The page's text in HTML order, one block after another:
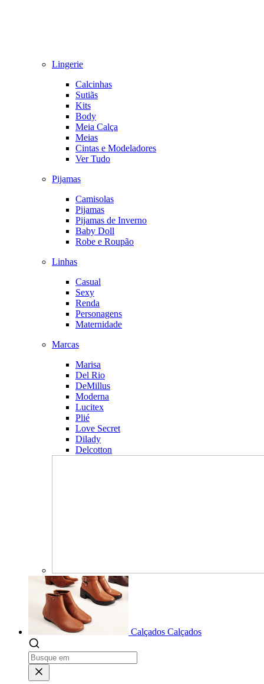
Lingerie
Calcinhas
Sutiãs
Kits
Body
Meia Calça
Meias
Cintas e Modeladores
Ver Tudo
Pijamas
Camisolas
Pijamas
Pijamas de Inverno
Baby Doll
Robe e Roupão
Linhas
Casual
Sexy
Renda
Personagens
Maternidade
Marcas
Marisa
Del Rio
DeMillus
Moderna
Lucitex
Plié
Love Secret
Dilady
Delcotton
Calçados Calçados